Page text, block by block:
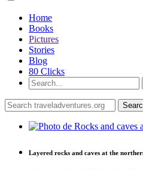
Home
Books
Pictures
Stories
Blog
80 Clicks
Layered rocks and caves at the